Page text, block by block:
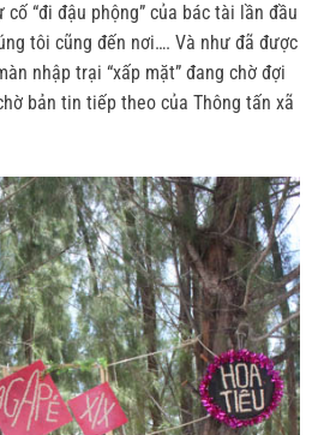
“đi đậu phộng” của bác tài lần đầu
tôi cũng đến nơi…. Và như đã được
nhập trại “xấp mặt” đang chờ đợi
bản tin tiếp theo của Thông tấn xã